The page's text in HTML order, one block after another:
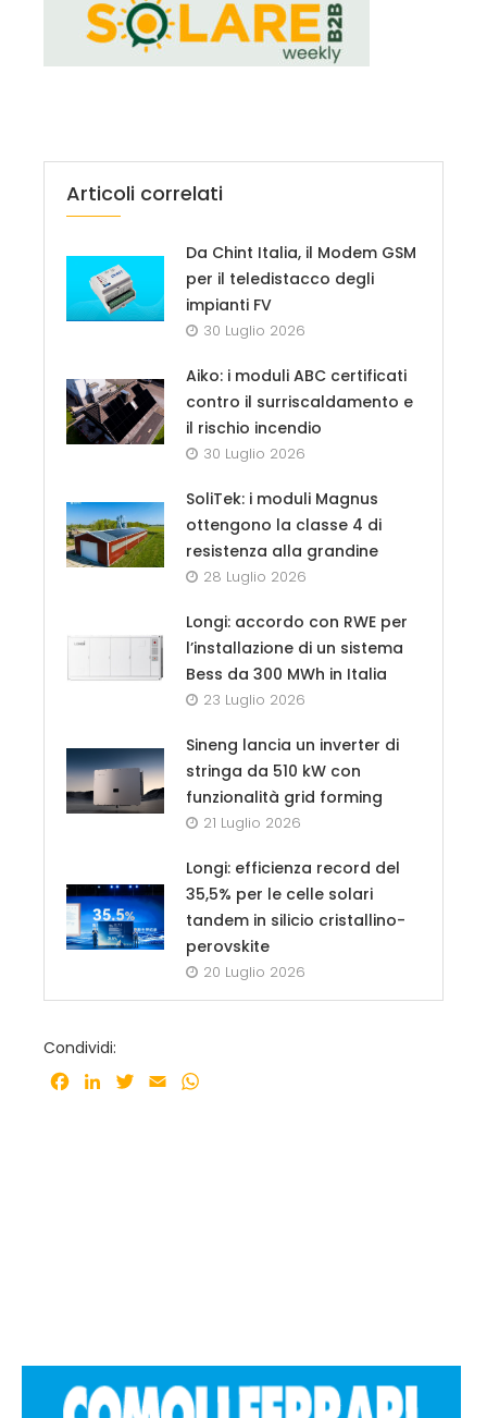
Articoli correlati
Da Chint Italia, il Modem GSM
per il teledistacco degli
impianti FV
30 Luglio 2026
Aiko: i moduli ABC certificati
contro il surriscaldamento e
il rischio incendio
30 Luglio 2026
SoliTek: i moduli Magnus
ottengono la classe 4 di
resistenza alla grandine
28 Luglio 2026
Longi: accordo con RWE per
l’installazione di un sistema
Bess da 300 MWh in Italia
23 Luglio 2026
Sineng lancia un inverter di
stringa da 510 kW con
funzionalità grid forming
21 Luglio 2026
Longi: efficienza record del
35,5% per le celle solari
tandem in silicio cristallino-
perovskite
20 Luglio 2026
Condividi:
Facebook
LinkedInTwitter
Email